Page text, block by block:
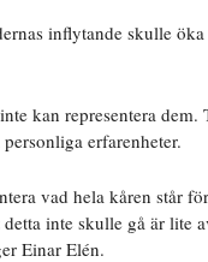
inflytande skulle
kan representera dem.
erfarenheter.
vad hela kåren står
inte skulle gå är lite
Einar Elén.